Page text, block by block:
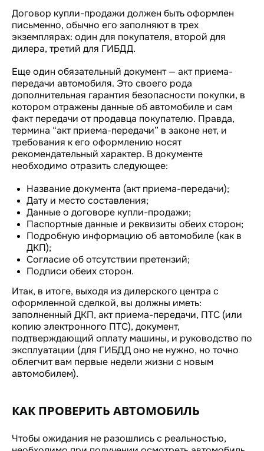
Договор купли-продажи должен быть оформлен
письменно, обычно его заполняют в трех
экземплярах: один для покупателя, второй для
дилера, третий для ГИБДД.
Еще один обязательный документ — акт приема-
передачи автомобиля. Это своего рода
дополнительная гарантия безопасности покупки, в
котором отражены данные об автомобиле и сам
факт передачи от продавца покупателю. Правда,
термина “акт приема-передачи” в законе нет, и
требования к его оформлению носят
рекомендательный характер. В документе
необходимо отразить следующее:
Название документа (акт приема-передачи);
Дату и место составления;
Данные о договоре купли-продажи;
Паспортные данные и реквизиты обеих сторон;
Подробную информацию об автомобиле (как в
ДКП);
Согласие об отсутствии претензий;
Подписи обеих сторон.
Итак, в итоге, выходя из дилерского центра с
оформленной сделкой, вы должны иметь:
заполненный ДКП, акт приема-передачи, ПТС (или
копию электронного ПТС), документ,
подтверждающий оплату машины, и руководство по
эксплуатации (для ГИБДД оно не нужно, но точно
облегчит вам первые недели жизни с новым
автомобилем).
КАК ПРОВЕРИТЬ АВТОМОБИЛЬ
Чтобы ожидания не разошлись с реальностью,